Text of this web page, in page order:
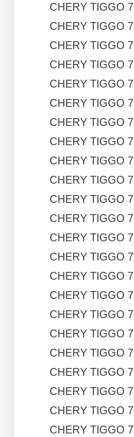
CHERY TIGGO 7
CHERY TIGGO 7
CHERY TIGGO 7
CHERY TIGGO 7
CHERY TIGGO 7
CHERY TIGGO 7
CHERY TIGGO 7
CHERY TIGGO 7
CHERY TIGGO 7
CHERY TIGGO 7
CHERY TIGGO 7
CHERY TIGGO 7
CHERY TIGGO 7
CHERY TIGGO 7
CHERY TIGGO 7
CHERY TIGGO 7
CHERY TIGGO 7
CHERY TIGGO 7
CHERY TIGGO 7
CHERY TIGGO 7
CHERY TIGGO 7
CHERY TIGGO 7
CHERY TIGGO 7